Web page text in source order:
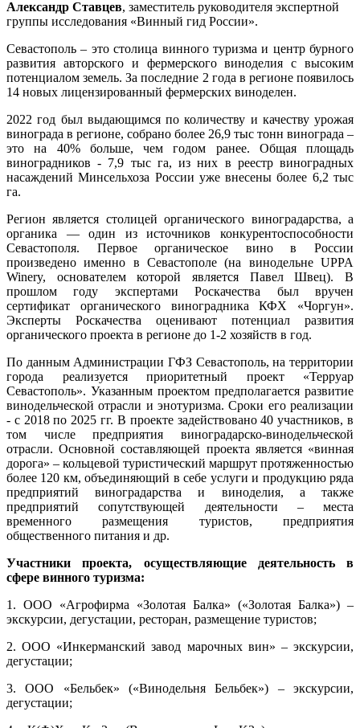
Александр Ставцев, заместитель руководителя экспертной
группы исследования «Винный гид России».
Севастополь – это столица винного туризма и центр бурного
развития авторского и фермерского виноделия с высоким
потенциалом земель. За последние 2 года в регионе появилось
14 новых лицензированный фермерских виноделен.
2022 год был выдающимся по количеству и качеству урожая
винограда в регионе, собрано более 26,9 тыс тонн винограда –
это на 40% больше, чем годом ранее. Общая площадь
виноградников - 7,9 тыс га, из них в реестр виноградных
насаждений Минсельхоза России уже внесены более 6,2 тыс
га.
Регион является столицей органического виноградарства, а
органика — один из источников конкурентоспособности
Севастополя. Первое органическое вино в России
произведено именно в Севастополе (на винодельне UPPA
Winery, основателем которой является Павел Швец). В
прошлом году экспертами Роскачества был вручен
сертификат органического виноградника КФХ «Чоргун».
Эксперты Роскачества оценивают потенциал развития
органического проекта в регионе до 1-2 хозяйств в год.
По данным Администрации ГФЗ Севастополь, на территории
города реализуется приоритетный проект «Терруар
Севастополь». Указанным проектом предполагается развитие
винодельческой отрасли и энотуризма. Сроки его реализации
- с 2018 по 2025 гг. В проекте задействовано 40 участников, в
том числе предприятия виноградарско-винодельческой
отрасли. Основной составляющей проекта является «винная
дорога» – кольцевой туристический маршрут протяженностью
более 120 км, объединяющий в себе услуги и продукцию ряда
предприятий виноградарства и виноделия, а также
предприятий сопутствующей деятельности – места
временного размещения туристов, предприятия
общественного питания и др.
Участники проекта, осуществляющие деятельность в
сфере винного туризма:
1. ООО «Агрофирма «Золотая Балка» («Золотая Балка») –
экскурсии, дегустации, ресторан, размещение туристов;
2. ООО «Инкерманский завод марочных вин» – экскурсии,
дегустации;
3. ООО «Бельбек» («Винодельня Бельбек») – экскурсии,
дегустации;